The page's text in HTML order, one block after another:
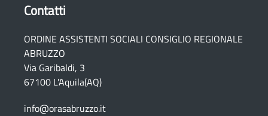
Contatti
ORDINE ASSISTENTI SOCIALI CONSIGLIO REGIONALE
ABRUZZO
Via Garibaldi, 3
67100 L'Aquila(AQ)
info@orasabruzzo.it